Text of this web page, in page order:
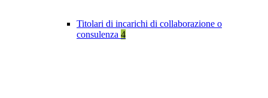
Titolari di incarichi di collaborazione o
consulenza 4